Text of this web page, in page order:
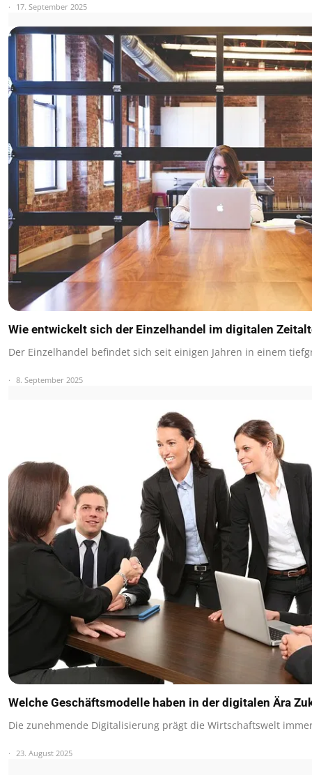
17. September 2025
Wie entwickelt sich der Einzelhandel im digitalen
Der Einzelhandel befindet sich seit einigen Jahren in einem
8. September 2025
Welche Geschäftsmodelle haben in der digitalen Ära
Die zunehmende Digitalisierung prägt die Wirtschaftswelt
23. August 2025